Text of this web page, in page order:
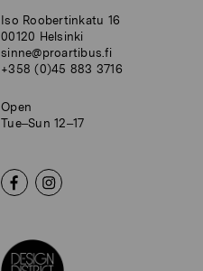
Iso Roobertinkatu 16
00120 Helsinki
sinne@proartibus.fi
+358 (0)45 883 3716
Open
Tue–Sun 12–17